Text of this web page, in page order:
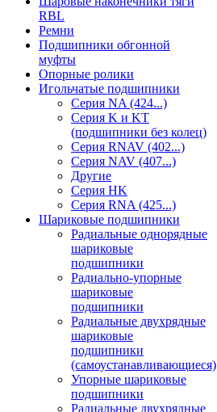
RBL
Ремни
Подшипники обгонной
муфты
Опорные ролики
Игольчатые подшипники
Серия NA (424...)
Серия K и KT
(подшипники без колец)
Серия RNAV (402...)
Серия NAV (407...)
Другие
Серия HK
Серия RNA (425...)
Шариковые подшипники
Радиальные однорядные
шариковые
подшипники
Радиально-упорные
шариковые
подшипники
Радиальные двухрядные
шариковые
подшипники
(самоустанавливающиеся)
Упорные шариковые
подшипники
Радиальные двухрядные